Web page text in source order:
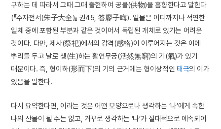
구하는 데 따라서 그때 그때 출현하여 공물(供物)을 흠향한다고 말한다
(『주자전서(朱子大全)』 권45, 答廖子晦). 일물은 어디까지나 적연한
일체 중에 포함된 부분과 같은 것이어서 독립된 개체로 있기는 어려운
것이다. 다만, 제사(祭祀)에서의 감격(感格)이 이루어지는 것은 이에
뿌리를 두고 날로 생(生)하는 활연무궁(活然無窮)의 기(氣)가 있기
때문이다. 즉, 형이하(形而下)의 기의 근거에는 형이상적인 태극의 이가
있음을 말한다.
다시 요약한다면, 이라는 것은 어떤 모양으로나 생각하는 ‘나’에게 속한
나의 산물이 될 수는 없고, 거꾸로 생각하는 ‘나’가 절대적으로 예속되어